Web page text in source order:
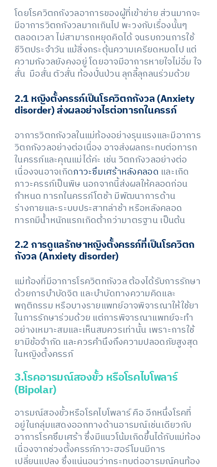
โดยโรควิตกกังวลอาการของผู้ที่เข้าข่าย ส่วนมากจะ
มีอาการวิตกกังวลมากเกินไป พะวงกับเรื่องนั้นๆ
ตลอดเวลา ไม่สามารถหยุดคิดได้ จนรบกวนการใช้
ชีวิตประจำวัน แม้สิ่งกระตุ้นความเครียดหมดไป แต่
ความกังวลยังคงอยู่ โดยอาจมีอาการหายใจไม่อิ่ม ใจ
สั่น มือสั่น ตัวสั่น ท้องปั่นป่วน ลุกลี้ลุกลนร่วมด้วย
2.1 หญิงตั้งครรภ์เป็นโรควิตกกังวล (Anxiety
disorder) ส่งผลอย่างไรต่อทารกในครรภ์
อาการวิตกกังวลในแม่ท้องอย่างรุนแรงและมีอาการ
วิตกกังวลอย่างต่อเนื่อง อาจส่งผลกระทบต่อทารก
ในครรภ์และคุณแม่ได้ค่ะ เช่น วิตกกังวลอย่างต่อ
เนื่องจนอาจเกิดภาวะซึมเศร้าหลังคลอด และเกิด
ภาวะครรภ์เป็นพิษ นอกจากนี้ส่งผลให้คลอดก่อน
กำหนด ทารกในครรภ์โตช้า มีพัฒนาการด้าน
ร่างกายและระบบประสาทล่าช้า หรือหลังคลอด
ทารกมีน้ำหนักแรกเกิดต่ำกว่ามาตรฐาน เป็นต้น
2.2 การดูแลรักษาหญิงตั้งครรภ์ที่เป็นโรควิตก
กังวล (Anxiety disorder)
แม่ท้องที่มีอาการโรควิตกกังวล ต้องได้รับการรักษา
ด้วยการบำบัดจิต และบำบัดทางความคิดและ
พฤติกรรม หรือบางรายแพทย์อาจพิจารณาให้ใช้ยา
ในการรักษาร่วมด้วย แต่การพิจารณาแพทย์จะทำ
อย่างเหมาะสมและเห็นสมควรเท่านั้น เพราะการใช้
ยามีข้อจำกัด และควรคำนึงถึงความปลอดภัยสูงสุด
ในหญิงตั้งครรภ์
3.โรคอารมณ์สองขั้ว หรือโรคไบโพลาร์
(Bipolar)
อารมณ์สองขั้วหรือโรคไบโพลาร์ คือ อีกหนึ่งโรคที่
อยู่ในกลุ่มแสดงออกทางด้านอารมณ์เช่นเดียวกับ
อาการโรคซึมเศร้า ซึ่งมีแนวโน้มเกิดขึ้นได้กับแม่ท้อง
เนื่องจากช่วงตั้งครรภ์ภาวะฮอร์โมนมีการ
เปลี่ยนแปลง ซึ่งแน่นอนว่ากระทบต่ออารมณ์คนท้อง